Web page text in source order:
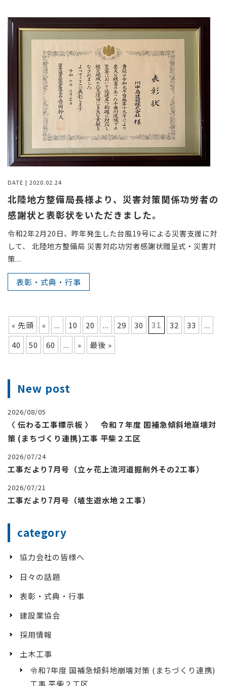
DATE | 2020.02.24
北陸地方整備局長様より、災害対策関係功労者の
感謝状と表彰状をいただきました。
令和2年2月20日、昨年発生した台風19号による災害支援に対
して、 北陸地方整備局 災害対応功労者感謝状贈呈式・災害対
策...
表彰・式典・行事
« 先頭 « ... 10 20 ... 29 30 31 32 33
...
40
50 60 ... » 最後 »
New post
2026/08/05
〈 伝わる工事標示板 〉 令和７年度 国補急傾斜地崩壊対
策 (まちづくり連携)工事 平柴２工区
2026/07/24
工事だより7月号（立ヶ花上流河道掘削外その2工事）
2026/07/21
工事だより7月号（埴生遊水地２工事）
category
協力会社の皆様へ
日々の話題
表彰・式典・行事
建設業協会
採用情報
土木工事
令和7年度 国補急傾斜地崩壊対策 (まちづくり連携)